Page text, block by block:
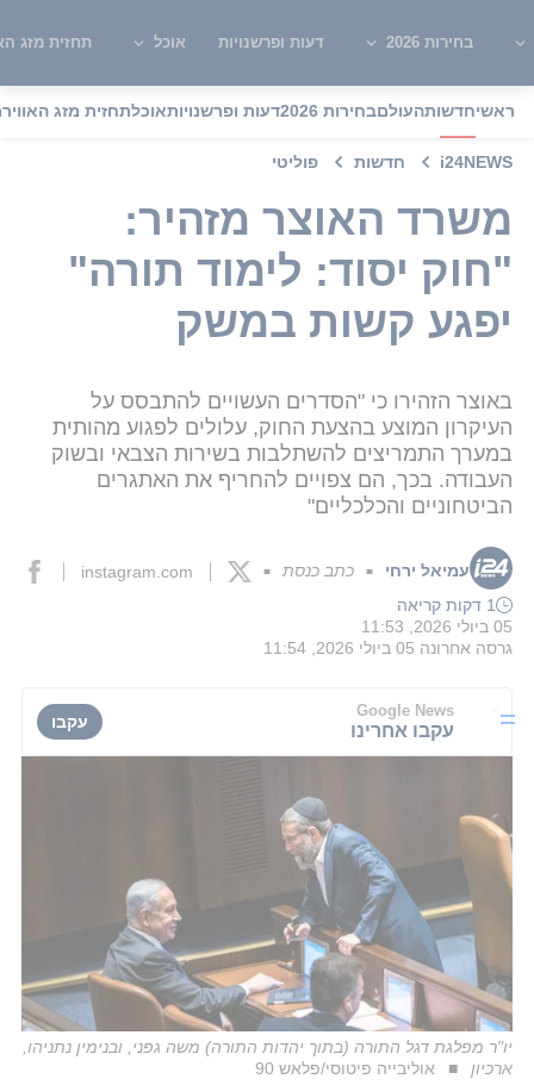
בחירות 2026 דעות ופרשנויות אוכל תחזית מזג
ראשיחדשותהעולםבחירות 2026 דעות ופרשנויותאוכלתחזית מזג האוויר
i24NEWS חדשות פוליטי
משרד האוצר מזהיר:
"חוק יסוד: לימוד תורה"
יפגע קשות במשק
באוצר הזהירו כי "הסדרים העשויים להתבסס על
העיקרון המוצע בהצעת החוק, עלולים לפגוע מהותית
במערך התמריצים להשתלבות בשירות הצבאי ובשוק
העבודה. בכך, הם צפויים להחריף את האתגרים
הביטחוניים והכלכליים"
עמיאל ירחי ■ כתב כנסת ■
instagram.com
1 דקות קריאה
05 ביולי 2026, 11:53
גרסה אחרונה 05 ביולי 2026, 11:54
Google News
עקבו אחרינו עקבו
יו"ר מפלגת דגל התורה (בתוך יהדות התורה) משה גפני, ובנימין נתניהו,
ארכיון
אוליבייה פיטוסי/פלאש 90